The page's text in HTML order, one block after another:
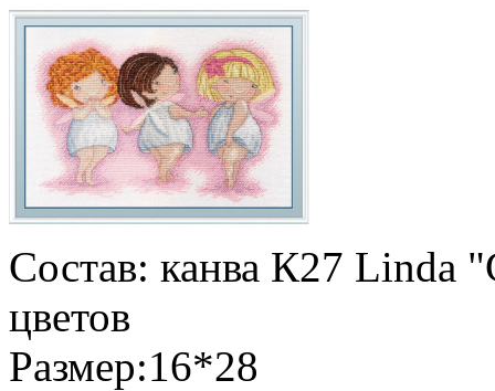
Состав: канва К27 Linda
цветов
Размер:16*28